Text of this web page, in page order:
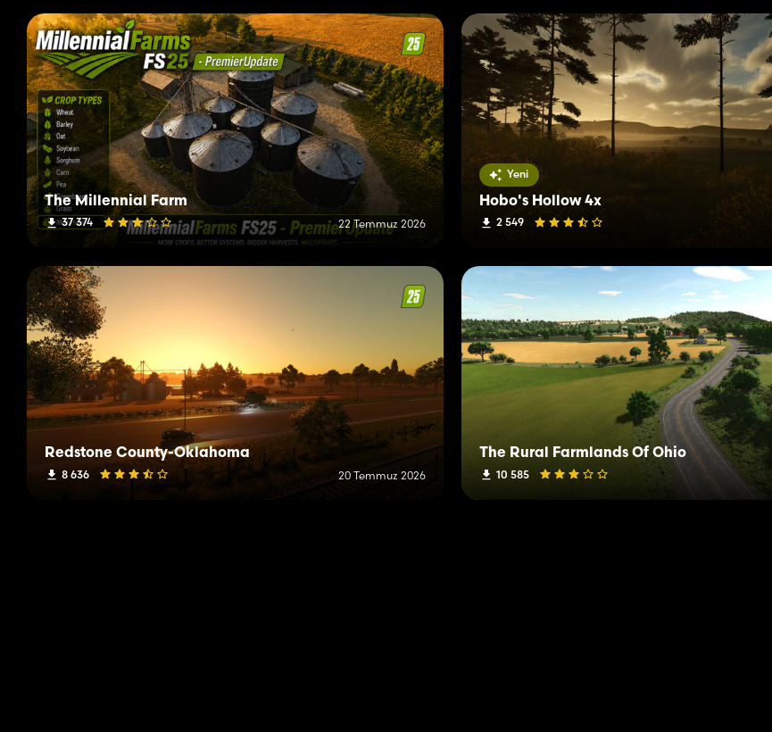
The Millennial Farm
37 374 22 Temmuz 2026
Yeni
Hobo's Hollow 4x
2 549
Redstone County-Oklahoma
8 636 20 Temmuz 2026
The Rural Farmlands Of Ohio
10 585